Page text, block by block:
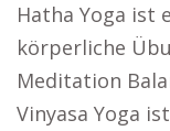
Hatha Yoga ist
körperliche
Meditation
Vinyasa Yoga